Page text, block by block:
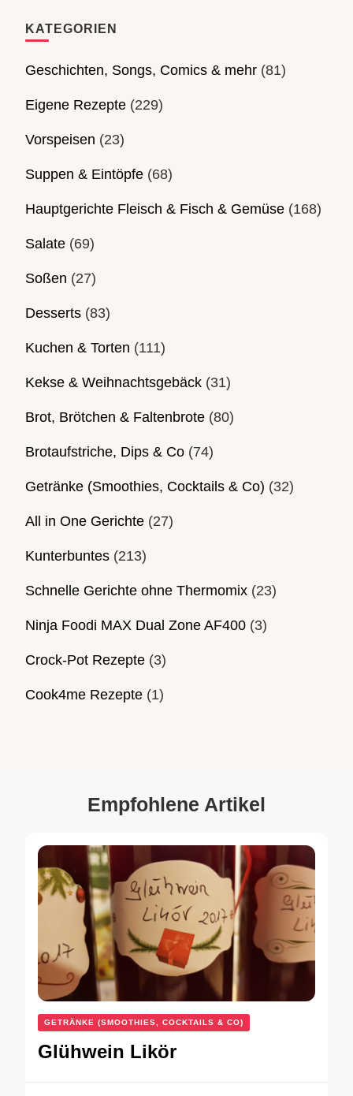
KATEGORIEN
Geschichten, Songs, Comics & mehr (81)
Eigene Rezepte (229)
Vorspeisen (23)
Suppen & Eintöpfe (68)
Hauptgerichte Fleisch & Fisch & Gemüse (168)
Salate (69)
Soßen (27)
Desserts (83)
Kuchen & Torten (111)
Kekse & Weihnachtsgebäck (31)
Brot, Brötchen & Faltenbrote (80)
Brotaufstriche, Dips & Co (74)
Getränke (Smoothies, Cocktails & Co) (32)
All in One Gerichte (27)
Kunterbuntes (213)
Schnelle Gerichte ohne Thermomix (23)
Ninja Foodi MAX Dual Zone AF400 (3)
Crock-Pot Rezepte (3)
Cook4me Rezepte (1)
Empfohlene Artikel
GETRÄNKE (SMOOTHIES, COCKTAILS & CO)
Glühwein Likör